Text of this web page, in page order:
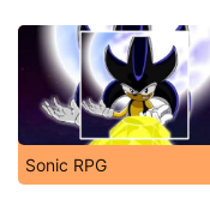
Sonic RPG